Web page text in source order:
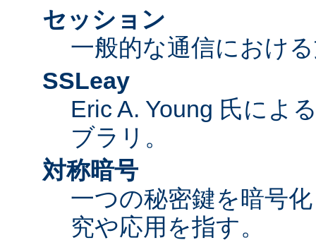
セッション
一般的な通信におけ
SSLeay
Eric A. Young 氏によ
ブラリ。
対称暗号
一つの秘密鍵を暗号
究や応用を指す。